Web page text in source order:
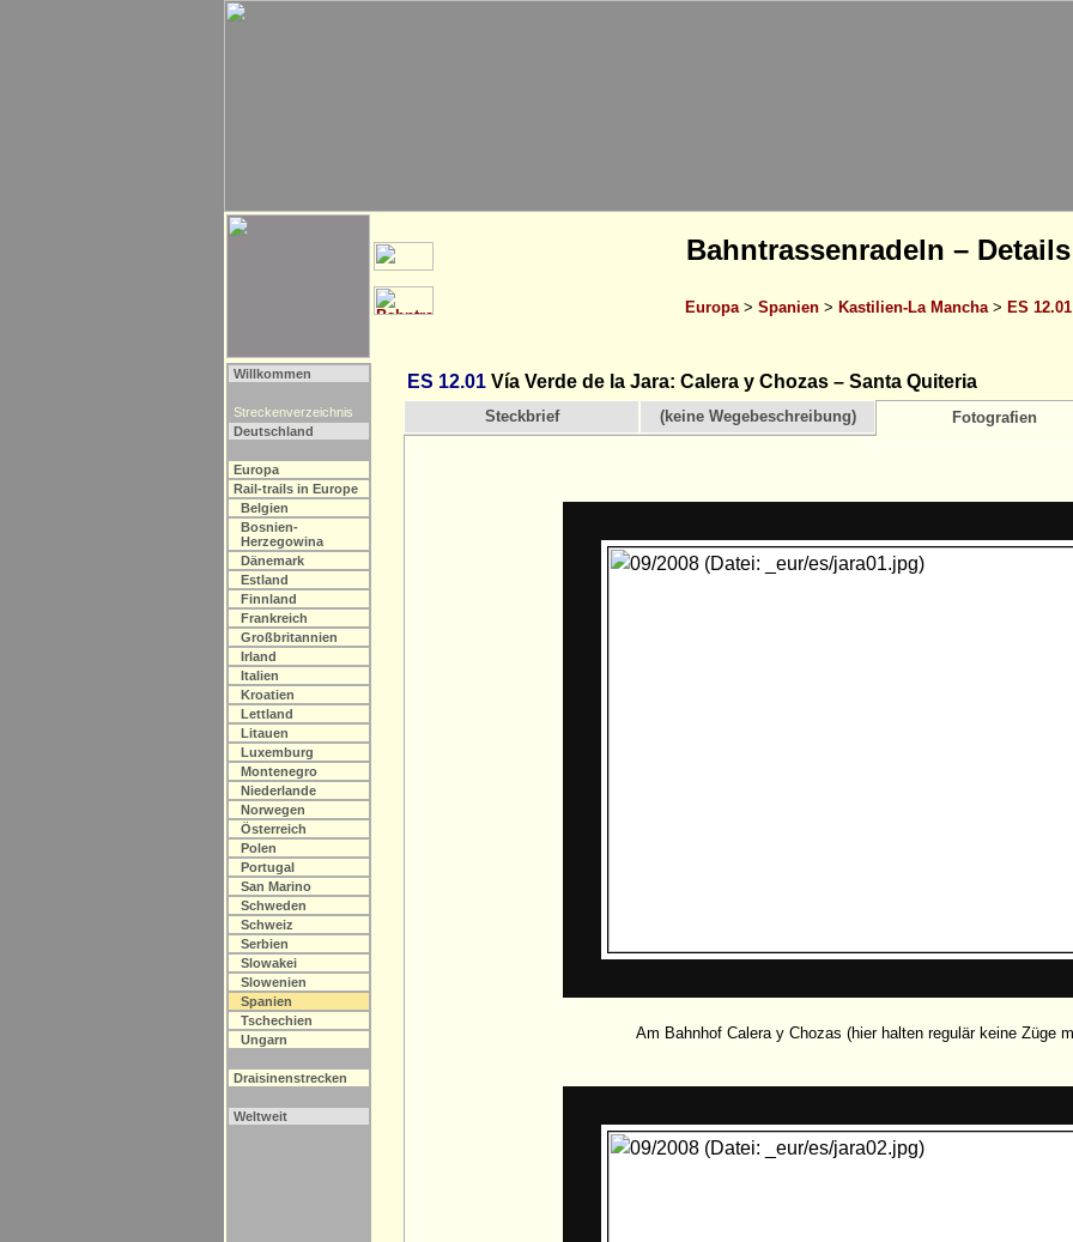
Bahntrassenradeln – Details
Europa> Spanien> Kastilien-La Mancha> ES 12.01
Willkommen
Streckenverzeichnis
Deutschland
Europa
Rail-trails in Europe
Belgien
Bosnien-
Herzegowina
Dänemark
Estland
Finnland
Frankreich
Großbritannien
Irland
Italien
Kroatien
Lettland
Litauen
Luxemburg
Montenegro
Niederlande
Norwegen
Österreich
Polen
Portugal
San Marino
Schweden
Schweiz
Serbien
Slowakei
Slowenien
Spanien
Tschechien
Ungarn
Draisinenstrecken
Weltweit
ES 12.01 Vía Verde de la Jara: Calera y Chozas – Santa Quiteria
Steckbrief (keine Wegebeschreibung) Fotografien
Am Bahnhof Calera y Chozas (hier halten regulär keine Züge